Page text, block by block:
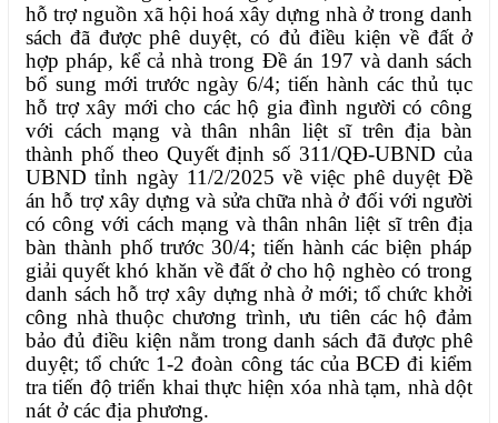
hỗ trợ nguồn xã hội hoá xây dựng nhà ở trong danh
sách đã được phê duyệt, có đủ điều kiện về đất ở
hợp pháp, kể cả nhà trong Đề án 197 và danh sách
bổ sung mới trước ngày 6/4; tiến hành các thủ tục
hỗ trợ xây mới cho các hộ gia đình người có công
với cách mạng và thân nhân liệt sĩ trên địa bàn
thành phố theo Quyết định số 311/QĐ-UBND của
UBND tỉnh ngày 11/2/2025 về việc phê duyệt Đề
án hỗ trợ xây dựng và sửa chữa nhà ở đối với người
có công với cách mạng và thân nhân liệt sĩ trên địa
bàn thành phố trước 30/4; tiến hành các biện pháp
giải quyết khó khăn về đất ở cho hộ nghèo có trong
danh sách hỗ trợ xây dựng nhà ở mới; tổ chức khởi
công nhà thuộc chương trình, ưu tiên các hộ đảm
bảo đủ điều kiện nằm trong danh sách đã được phê
duyệt; tổ chức 1-2 đoàn công tác của BCĐ đi kiểm
tra tiến độ triển khai thực hiện xóa nhà tạm, nhà dột
nát ở các địa phương.